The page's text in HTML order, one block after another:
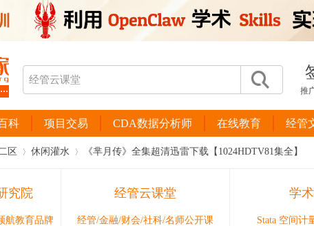
推
科 项目交易 CDA数据分析师 在线教育 经管
区 休闲灌水 《芈月传》全集超清迅雷下载【1024HDTV81集全】
究院
航教育品牌
经管云课堂
经管/金融/财会/社科/名师公开课
学
Stata 空间计